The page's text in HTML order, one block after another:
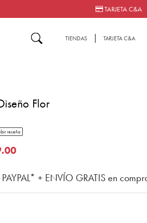
TARJETA C&A
TIENDAS TARJETA C&A
Flor
del cliente
rating
reseña
de
+ ENVÍO GRATIS en